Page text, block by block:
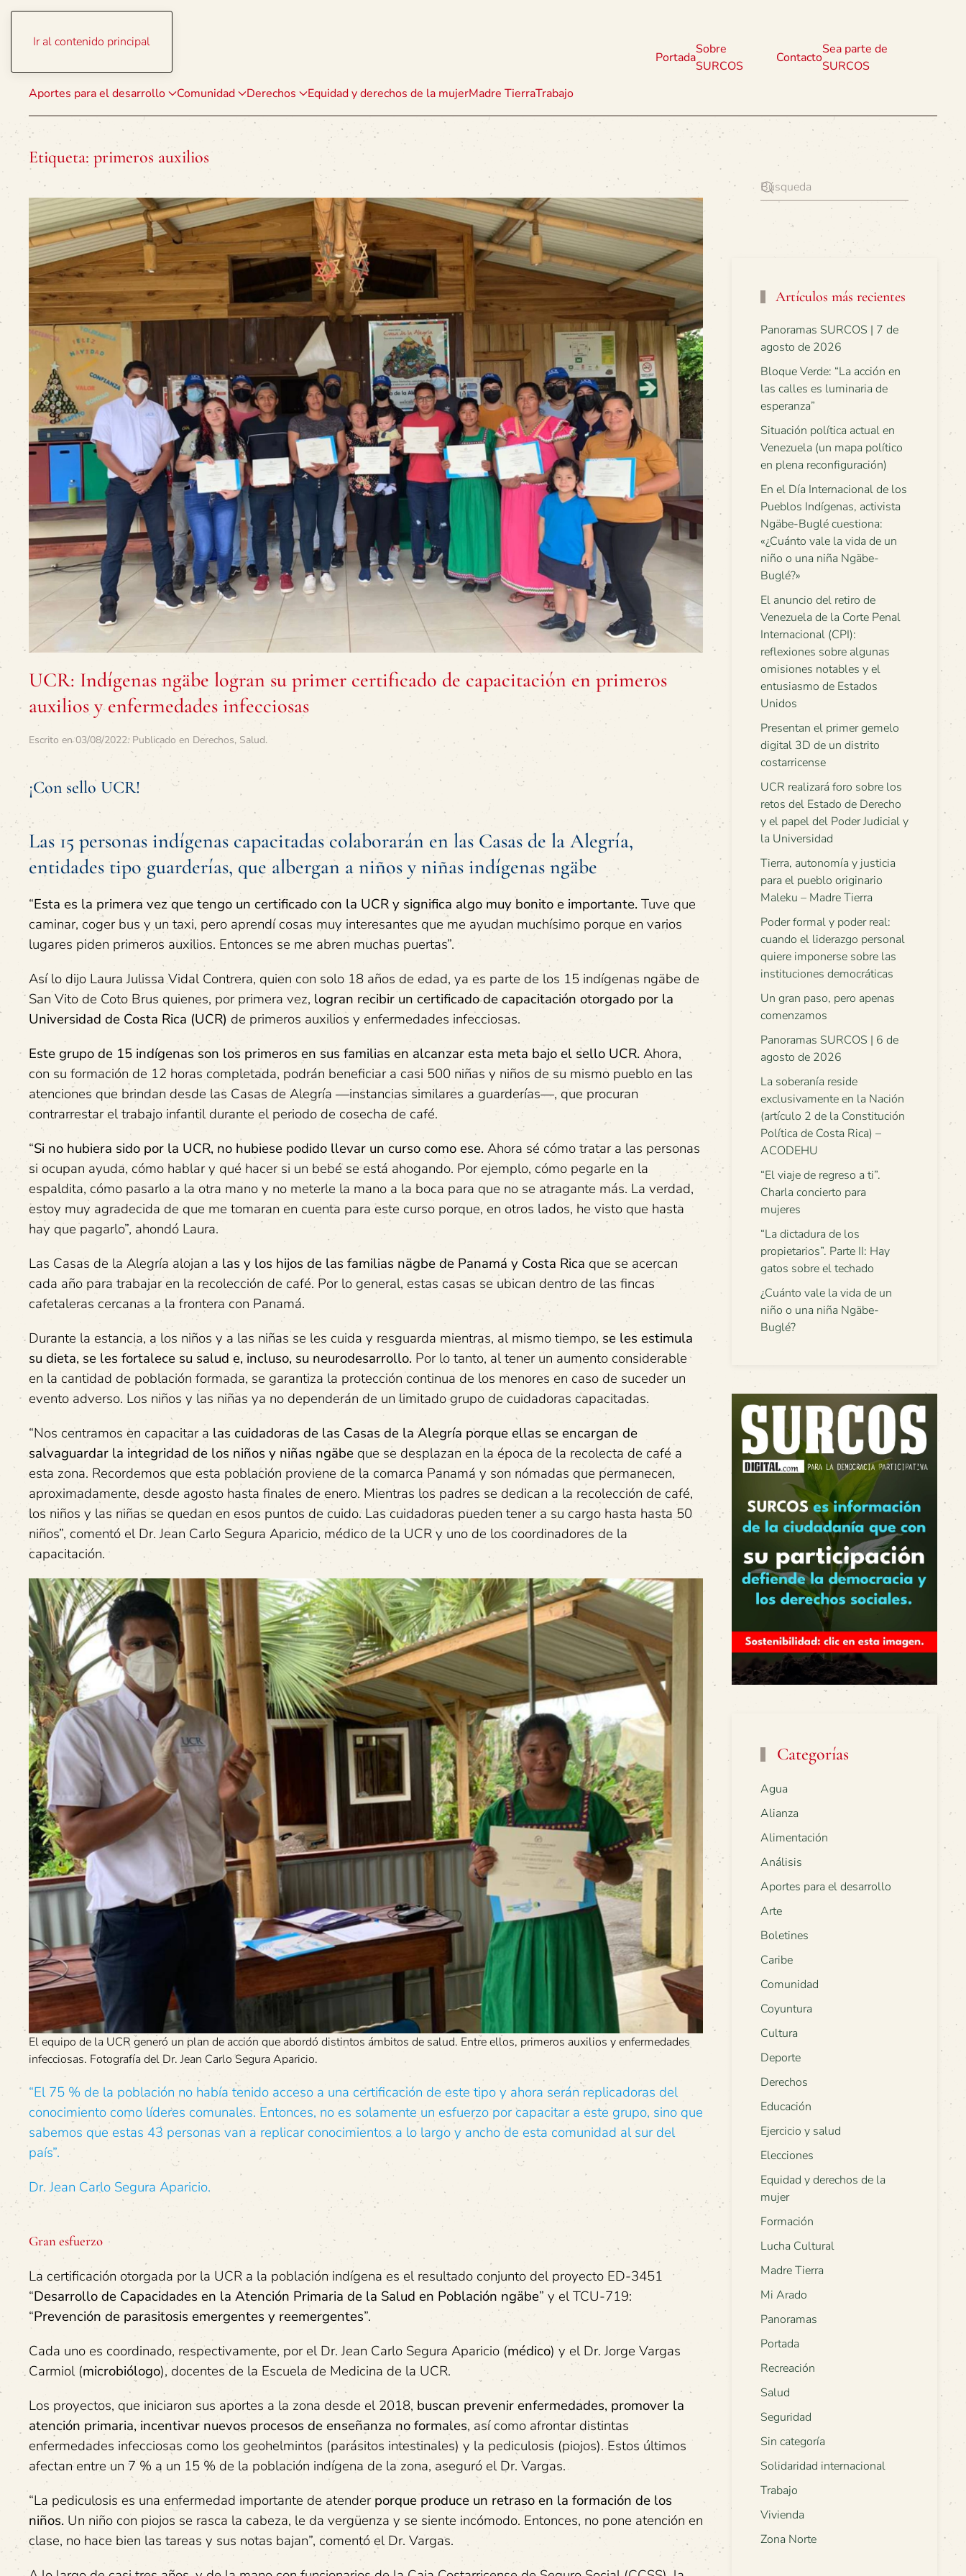
Ir al contenido principal
Aportes para el desarrollo Comunidad Derechos Equidad y derechos de la mujerMadre TierraTrabajo
Portada
Sobre
SURCOS
Contacto
Sea parte de
SURCOS
Etiqueta: primeros auxilios
UCR: Indígenas ngäbe logran su primer certificado de capacitación en primeros
auxilios y enfermedades infecciosas
Escrito en03/08/2022. Publicado en Derechos, Salud.
¡Con sello UCR!
Las 15 personas indígenas capacitadas colaborarán en las Casas de la Alegría,
entidades tipo guarderías, que albergan a niños y niñas indígenas ngäbe
“Esta es la primera vez que tengo un certificado con la UCR y significa algo muy bonito e importante. Tuve que
caminar, coger bus y un taxi, pero aprendí cosas muy interesantes que me ayudan muchísimo porque en varios
lugares piden primeros auxilios. Entonces se me abren muchas puertas”.
Así lo dijo Laura Julissa Vidal Contrera, quien con solo 18 años de edad, ya es parte de los 15 indígenas ngäbe de
San Vito de Coto Brus quienes, por primera vez, logran recibir un certificado de capacitación otorgado por la
Universidad de Costa Rica (UCR) de primeros auxilios y enfermedades infecciosas.
Este grupo de 15 indígenas son los primeros en sus familias en alcanzar esta meta bajo el sello UCR. Ahora,
con su formación de 12 horas completada, podrán beneficiar a casi 500 niñas y niños de su mismo pueblo en las
atenciones que brindan desde las Casas de Alegría ―instancias similares a guarderías―, que procuran
contrarrestar el trabajo infantil durante el periodo de cosecha de café.
“Si no hubiera sido por la UCR, no hubiese podido llevar un curso como ese. Ahora sé cómo tratar a las personas
si ocupan ayuda, cómo hablar y qué hacer si un bebé se está ahogando. Por ejemplo, cómo pegarle en la
espaldita, cómo pasarlo a la otra mano y no meterle la mano a la boca para que no se atragante más. La verdad,
estoy muy agradecida de que me tomaran en cuenta para este curso porque, en otros lados, he visto que hasta
hay que pagarlo”, ahondó Laura.
Las Casas de la Alegría alojan a las y los hijos de las familias nägbe de Panamá y Costa Rica que se acercan
cada año para trabajar en la recolección de café. Por lo general, estas casas se ubican dentro de las fincas
cafetaleras cercanas a la frontera con Panamá.
Durante la estancia, a los niños y a las niñas se les cuida y resguarda mientras, al mismo tiempo, se les estimula
su dieta, se les fortalece su salud e, incluso, su neurodesarrollo. Por lo tanto, al tener un aumento considerable
en la cantidad de población formada, se garantiza la protección continua de los menores en caso de suceder un
evento adverso. Los niños y las niñas ya no dependerán de un limitado grupo de cuidadoras capacitadas.
“Nos centramos en capacitar a las cuidadoras de las Casas de la Alegría porque ellas se encargan de
salvaguardar la integridad de los niños y niñas ngäbe que se desplazan en la época de la recolecta de café a
esta zona. Recordemos que esta población proviene de la comarca Panamá y son nómadas que permanecen,
aproximadamente, desde agosto hasta finales de enero. Mientras los padres se dedican a la recolección de café,
los niños y las niñas se quedan en esos puntos de cuido. Las cuidadoras pueden tener a su cargo hasta hasta 50
niños”, comentó el Dr. Jean Carlo Segura Aparicio, médico de la UCR y uno de los coordinadores de la
capacitación.
El equipo de la UCR generó un plan de acción que abordó distintos ámbitos de salud. Entre ellos, primeros auxilios y enfermedades
infecciosas. Fotografía del Dr. Jean Carlo Segura Aparicio.
“El 75 % de la población no había tenido acceso a una certificación de este tipo y ahora serán replicadoras del
conocimiento como líderes comunales. Entonces, no es solamente un esfuerzo por capacitar a este grupo, sino que
sabemos que estas 43 personas van a replicar conocimientos a lo largo y ancho de esta comunidad al sur del
país”.
Dr. Jean Carlo Segura Aparicio.
Gran esfuerzo
La certificación otorgada por la UCR a la población indígena es el resultado conjunto del proyecto ED-3451
“Desarrollo de Capacidades en la Atención Primaria de la Salud en Población ngäbe” y el TCU-719:
“Prevención de parasitosis emergentes y reemergentes”.
Cada uno es coordinado, respectivamente, por el Dr. Jean Carlo Segura Aparicio (médico) y el Dr. Jorge Vargas
Carmiol (microbiólogo), docentes de la Escuela de Medicina de la UCR.
Los proyectos, que iniciaron sus aportes a la zona desde el 2018, buscan prevenir enfermedades, promover la
atención primaria, incentivar nuevos procesos de enseñanza no formales, así como afrontar distintas
enfermedades infecciosas como los geohelmintos (parásitos intestinales) y la pediculosis (piojos). Estos últimos
afectan entre un 7 % a un 15 % de la población indígena de la zona, aseguró el Dr. Vargas.
“La pediculosis es una enfermedad importante de atenderporque produce un retraso en la formación de los
niños. Un niño con piojos se rasca la cabeza, le da vergüenza y se siente incómodo. Entonces, no pone atención en
clase, no hace bien las tareas y sus notas bajan”, comentó el Dr. Vargas.
Artículos más recientes
Panoramas SURCOS | 7 de
agosto de 2026
Bloque Verde: “La acción en
las calles es luminaria de
esperanza”
Situación política actual en
Venezuela (un mapa político
en plena reconfiguración)
En el Día Internacional de los
Pueblos Indígenas, activista
Ngäbe-Buglé cuestiona:
«¿Cuánto vale la vida de un
niño o una niña Ngäbe-
Buglé?»
El anuncio del retiro de
Venezuela de la Corte Penal
Internacional (CPI):
reflexiones sobre algunas
omisiones notables y el
entusiasmo de Estados
Unidos
Presentan el primer gemelo
digital 3D de un distrito
costarricense
UCR realizará foro sobre los
retos del Estado de Derecho
y el papel del Poder Judicial y
la Universidad
Tierra, autonomía y justicia
para el pueblo originario
Maleku – Madre Tierra
Poder formal y poder real:
cuando el liderazgo personal
quiere imponerse sobre las
instituciones democráticas
Un gran paso, pero apenas
comenzamos
Panoramas SURCOS | 6 de
agosto de 2026
La soberanía reside
exclusivamente en la Nación
(artículo 2 de la Constitución
Política de Costa Rica) –
ACODEHU
“El viaje de regreso a ti”.
Charla concierto para
mujeres
“La dictadura de los
propietarios”. Parte II: Hay
gatos sobre el techado
¿Cuánto vale la vida de un
niño o una niña Ngäbe-
Buglé?
Categorías
Agua
Alianza
Alimentación
Análisis
Aportes para el desarrollo
Arte
Boletines
Caribe
Comunidad
Coyuntura
Cultura
Deporte
Derechos
Educación
Ejercicio y salud
Elecciones
Equidad y derechos de la
mujer
Formación
Lucha Cultural
Madre Tierra
Mi Arado
Panoramas
Portada
Recreación
Salud
Seguridad
Sin categoría
Solidaridad internacional
Trabajo
Vivienda
Zona Norte